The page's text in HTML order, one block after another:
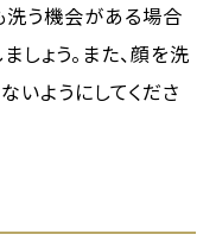
洗う機会がある場合
しょう。また、顔を洗
いようにしてくださ